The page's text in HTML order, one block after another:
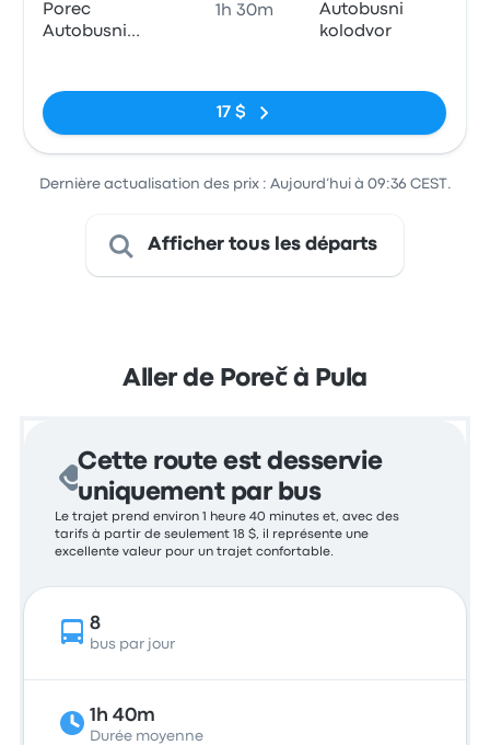
Porec
Autobusni
1h 30m
Autobusni
kolodvor
17 $
Dernière actualisation des prix : Aujourd’hui à 09:36 CEST.
Afficher tous les départs
Aller de Poreč à Pula
Cette route est desservie
uniquement par bus
Le trajet prend environ 1 heure 40 minutes et, avec des
tarifs à partir de seulement 18 $, il représente une
excellente valeur pour un trajet confortable.
8
bus par jour
1h 40m
Durée moyenne